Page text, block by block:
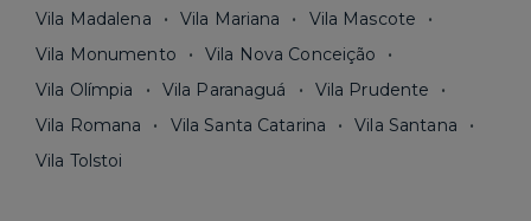
Vila Madalena
Vila Mariana
Vila Mascote
Vila Monumento
Vila Nova Conceição
Vila Olímpia
Vila Paranaguá
Vila Prudente
Vila Romana
Vila Santa Catarina
Vila Santana
Vila Tolstoi